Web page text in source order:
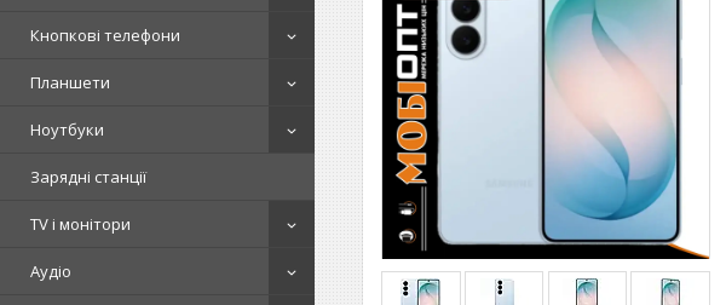
Кнопкові телефони
Планшети
Ноутбуки
Зарядні станції
TV і монітори
Аудіо